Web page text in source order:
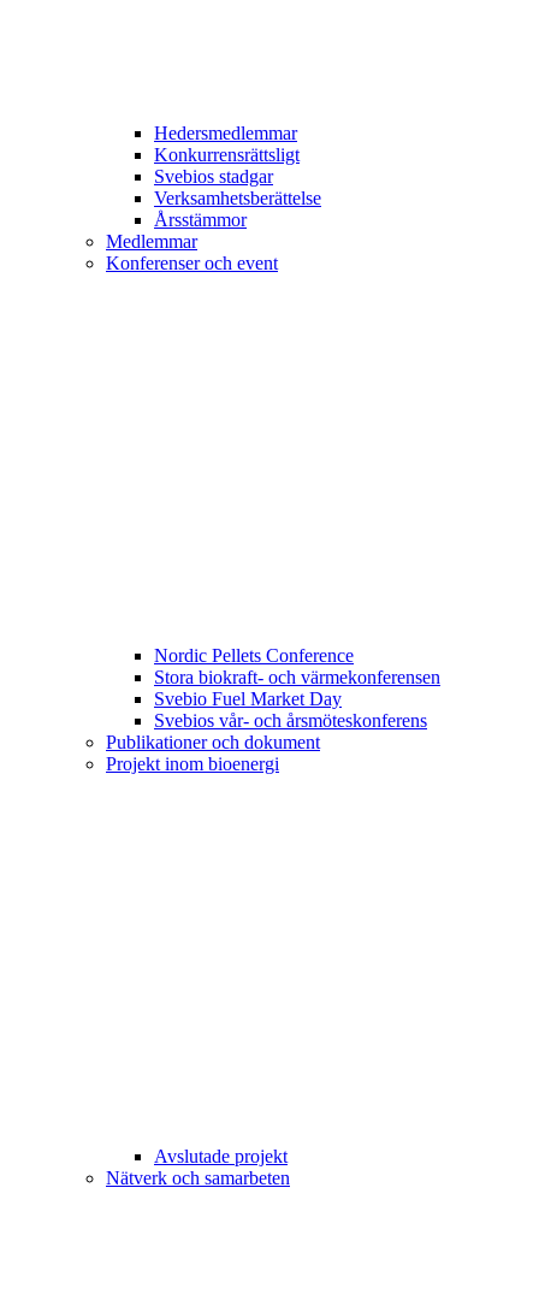
Hedersmedlemmar
Konkurrensrättsligt
Svebios stadgar
Verksamhetsberättelse
Årsstämmor
Medlemmar
Konferenser och event
Nordic Pellets Conference
Stora biokraft- och värmekonferensen
Svebio Fuel Market Day
Svebios vår- och årsmöteskonferens
Publikationer och dokument
Projekt inom bioenergi
Avslutade projekt
Nätverk och samarbeten